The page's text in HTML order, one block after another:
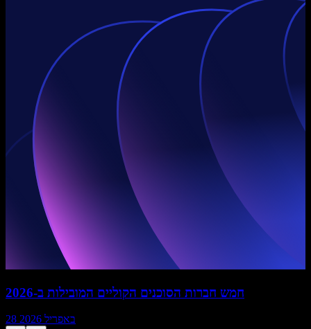
חמש חברות הסוכנים הקוליים המובילות ב-2026
28 באפריל 2026